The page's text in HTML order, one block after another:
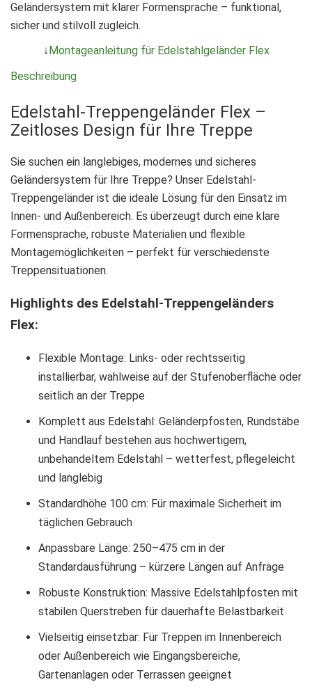
Geländersystem mit klarer Formensprache – funktional,
sicher und stilvoll zugleich.
↓Montageanleitung für Edelstahlgeländer Flex
Beschreibung
Edelstahl-Treppengeländer Flex –
Zeitloses Design für Ihre Treppe
Sie suchen ein langlebiges, modernes und sicheres
Geländersystem für Ihre Treppe? Unser Edelstahl-
Treppengeländer ist die ideale Lösung für den Einsatz im
Innen- und Außenbereich. Es überzeugt durch eine klare
Formensprache, robuste Materialien und flexible
Montagemöglichkeiten – perfekt für verschiedenste
Treppensituationen.
Highlights des Edelstahl-Treppengeländers
Flex:
Flexible Montage: Links- oder rechtsseitig
installierbar, wahlweise auf der Stufenoberfläche oder
seitlich an der Treppe
Komplett aus Edelstahl: Geländerpfosten, Rundstäbe
und Handlauf bestehen aus hochwertigem,
unbehandeltem Edelstahl – wetterfest, pflegeleicht
und langlebig
Standardhöhe 100 cm: Für maximale Sicherheit im
täglichen Gebrauch
Anpassbare Länge: 250–475 cm in der
Standardausführung – kürzere Längen auf Anfrage
Robuste Konstruktion: Massive Edelstahlpfosten mit
stabilen Querstreben für dauerhafte Belastbarkeit
Vielseitig einsetzbar: Für Treppen im Innenbereich
oder Außenbereich wie Eingangsbereiche,
Gartenanlagen oder Terrassen geeignet